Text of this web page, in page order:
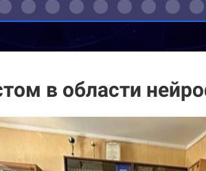
в области